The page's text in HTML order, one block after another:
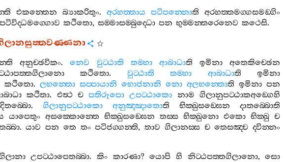
එකන‍්තෙන බ්‍යාකරිතුං.අරහත‍්තාය පටිපන‍්නොති
අරහත‍්තමග‍්ගසමඞ‍්ගිං
පටිවිද‍්ධමග‍්ගොව කථිතො, සම‍්මාසම‍්බුද‍්ධො පන භුම‍්මන‍්තරෙනෙව කථෙසි.
අනුච‍්ඡවිකං.නෙව වුට‍්ඨාති තම‍්හා ආබාධාති ඉමිනා
අතෙකිච‍්ඡෙන
කථිතො. වුට‍්ඨාති තම‍්හා ආබාධාති
ඉමිනා
කථිතො. ලභන‍්තො සප‍්පායානි භොජනානි නො අලභන‍්තොති ඉමිනා පන
කථිතා. එත්‍ථ ච පතිරූපො උපට‍්ඨාකො නාම ගිලානුපට‍්ඨාකඅඞ‍්ගෙහි
. ගිලානුපට‍්ඨාකො අනුඤ‍්ඤාතොති භික‍්ඛුසඞ‍්ඝෙන
දාතබ‍්බොති
යාපෙතුං අසක‍්කොන‍්තෙ භික‍්ඛුසඞ‍්ඝෙන තස‍්ස භික‍්ඛුනො එකො භික‍්ඛු ච
.යාව පන තෙ තං පටිජග‍්ගන‍්ති,තාව ගිලානස‍්ස ච තෙසඤ‍්ච ද‍්වින‍්නං
උපට‍්ඨාපෙතබ‍්බා. කිං කාරණා?යොපි හි නිට‍්ඨපත‍්තගිලානො,සො